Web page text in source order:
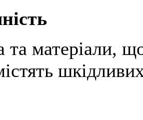
та матеріали,